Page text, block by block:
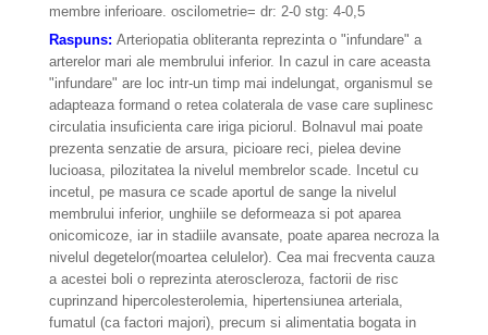
membre inferioare. oscilometrie= dr: 2-0 stg: 4-0,5
Raspuns: Arteriopatia obliteranta reprezinta o "infundare" a
arterelor mari ale membrului inferior. In cazul in care aceasta
"infundare" are loc intr-un timp mai indelungat, organismul se
adapteaza formand o retea colaterala de vase care suplinesc
circulatia insuficienta care iriga piciorul. Bolnavul mai poate
prezenta senzatie de arsura, picioare reci, pielea devine
lucioasa, pilozitatea la nivelul membrelor scade. Incetul cu
incetul, pe masura ce scade aportul de sange la nivelul
membrului inferior, unghiile se deformeaza si pot aparea
onicomicoze, iar in stadiile avansate, poate aparea necroza la
nivelul degetelor(moartea celulelor). Cea mai frecventa cauza
a acestei boli o reprezinta ateroscleroza, factorii de risc
cuprinzand hipercolesterolemia, hipertensiunea arteriala,
fumatul (ca factori majori), precum si alimentatia bogata in